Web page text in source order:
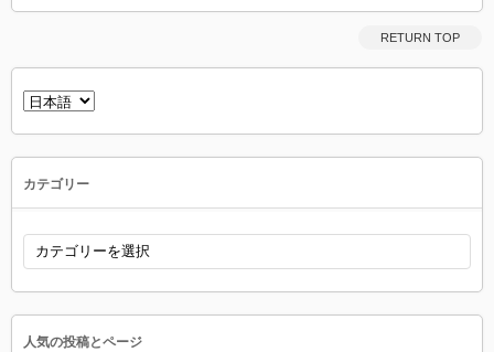
RETURN TOP
言
語
カテゴリー
カ
ゴ
リ
人気の投稿とページ